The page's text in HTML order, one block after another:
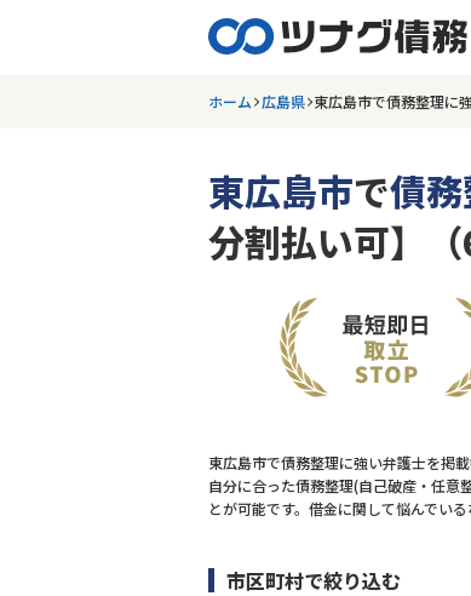
ホーム 広島県 東広島市で債務整理に
東広島市で債
分割払い可】（
東広島市で債務整理に強い弁護士を掲
自分に合った債務整理(自己破産・任意
とが可能です。借金に関して悩んでい
市区町村で絞り込む